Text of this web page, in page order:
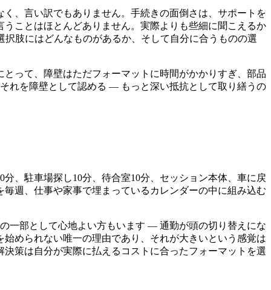
、言い訳でもありません。手続きの面倒さは、サポートを
ことはほとんどありません。実際よりも些細に聞こえるか
肢にはどんなものがあるか、そして自分に合うものの選
って、障壁はただフォーマットに時間がかかりすぎ、部品
れを障壁として認める — もっと深い抵抗として取り繕うの
、駐車場探し10分、待合室10分、セッション本体、車に戻
週、仕事や家事で埋まっているカレンダーの中に組み込む
一部として心地よい方もいます — 通勤が頭の切り替えにな
められない唯一の理由であり、それが大きいという感覚は
策は自分が実際に払えるコストに合ったフォーマットを選